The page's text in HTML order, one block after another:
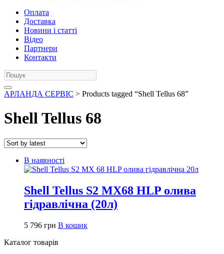
Оплата
Доставка
Новини і статті
Відео
Партнери
Контакти
АРЛАНДА СЕРВІС > Products tagged “Shell Tellus 68”
Shell Tellus 68
В наявності
Shell Tellus S2 MX68 HLP олива
гідравлічна (20л)
5 796 грн В кошик
Каталог товарів